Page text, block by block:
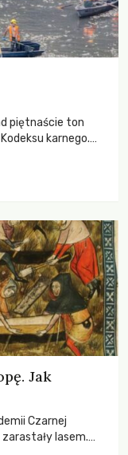
piętnaście ton
karnego.
rzeki.
Jak
Czarnej
lasem.